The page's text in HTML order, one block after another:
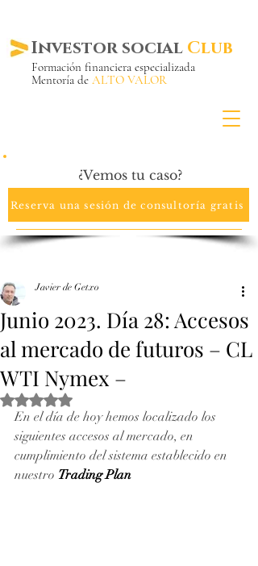
Investor social Club
Formación financiera especializada
Mentoría de ALTO VALOR
¿Vemos tu caso?
Reserva una sesión de consultoría gratis
Junio 2023. Día 28: Accesos
al mercado de futuros – CL
WTI Nymex –
Javier de Getxo
Obtuvo NaN de 5 estrellas.
En el día de hoy hemos localizado los
siguientes accesos al mercado, en
cumplimiento del sistema establecido en
nuestro Trading Plan